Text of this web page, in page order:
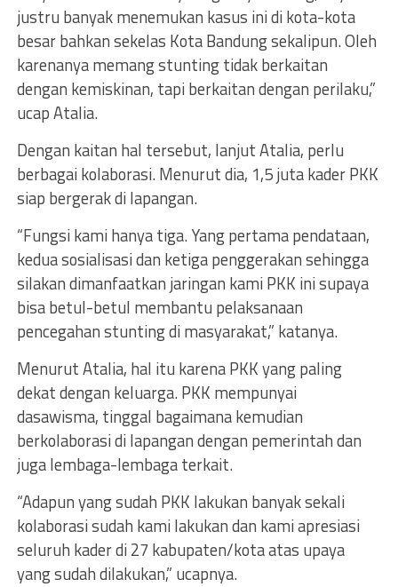
justru banyak menemukan kasus ini di kota-kota
besar bahkan sekelas Kota Bandung sekalipun. Oleh
karenanya memang stunting tidak berkaitan
dengan kemiskinan, tapi berkaitan dengan perilaku,”
ucap Atalia.
Dengan kaitan hal tersebut, lanjut Atalia, perlu
berbagai kolaborasi. Menurut dia, 1,5 juta kader PKK
siap bergerak di lapangan.
“Fungsi kami hanya tiga. Yang pertama pendataan,
kedua sosialisasi dan ketiga penggerakan sehingga
silakan dimanfaatkan jaringan kami PKK ini supaya
bisa betul-betul membantu pelaksanaan
pencegahan stunting di masyarakat,” katanya.
Menurut Atalia, hal itu karena PKK yang paling
dekat dengan keluarga. PKK mempunyai
dasawisma, tinggal bagaimana kemudian
berkolaborasi di lapangan dengan pemerintah dan
juga lembaga-lembaga terkait.
“Adapun yang sudah PKK lakukan banyak sekali
kolaborasi sudah kami lakukan dan kami apresiasi
seluruh kader di 27 kabupaten/kota atas upaya
yang sudah dilakukan,” ucapnya.